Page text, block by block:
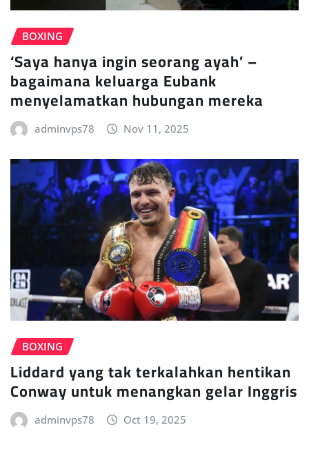
BOXING
‘Saya hanya ingin seorang ayah’ –
bagaimana keluarga Eubank
menyelamatkan hubungan mereka
adminvps78 Nov 11, 2025
BOXING
Liddard yang tak terkalahkan hentikan
Conway untuk menangkan gelar Inggris
adminvps78 Oct 19, 2025